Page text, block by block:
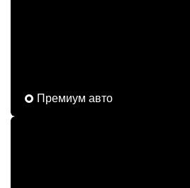
Премиум авто